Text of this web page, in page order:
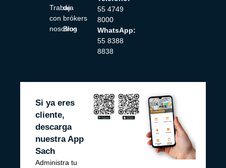
Trabaja
con
nosotros
de
brókers
Blog
55 4749
8000
WhatsApp:
55 8388
8838
Si ya eres
cliente,
descarga
nuestra App
Sach
Administra tu